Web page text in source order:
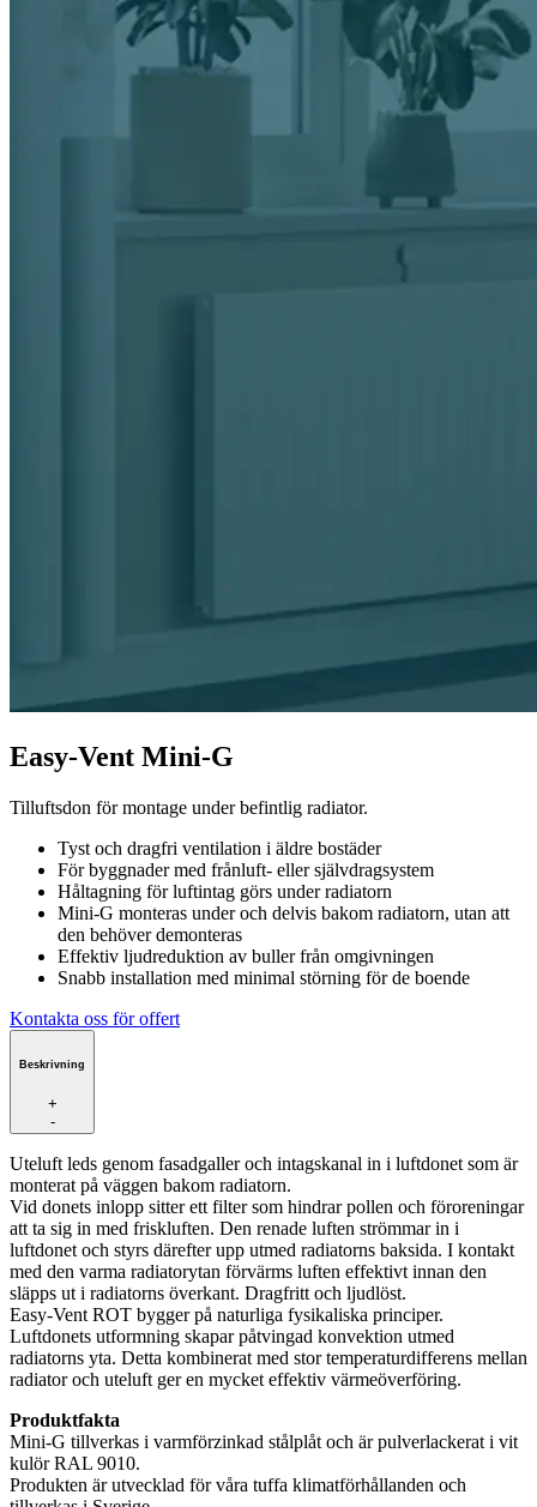
Easy-Vent Mini-G
Tilluftsdon för montage under befintlig radiator.
Tyst och dragfri ventilation i äldre bostäder
För byggnader med frånluft- eller självdragsystem
Håltagning för luftintag görs under radiatorn
Mini-G monteras under och delvis bakom radiatorn, utan att
den behöver demonteras
Effektiv ljudreduktion av buller från omgivningen
Snabb installation med minimal störning för de boende
Kontakta oss för offert
Beskrivning
+
-
Uteluft leds genom fasadgaller och intagskanal in i luftdonet som är
monterat på väggen bakom radiatorn.
Vid donets inlopp sitter ett filter som hindrar pollen och föroreningar
att ta sig in med friskluften. Den renade luften strömmar in i
luftdonet och styrs därefter upp utmed radiatorns baksida. I kontakt
med den varma radiatorytan förvärms luften effektivt innan den
släpps ut i radiatorns överkant. Dragfritt och ljudlöst.
Easy-Vent ROT bygger på naturliga fysikaliska principer.
Luftdonets utformning skapar påtvingad konvektion utmed
radiatorns yta. Detta kombinerat med stor temperaturdifferens mellan
radiator och uteluft ger en mycket effektiv värmeöverföring.
Produktfakta
Mini-G tillverkas i varmförzinkad stålplåt och är pulverlackerat i vit
kulör RAL 9010.
Produkten är utvecklad för våra tuffa klimatförhållanden och